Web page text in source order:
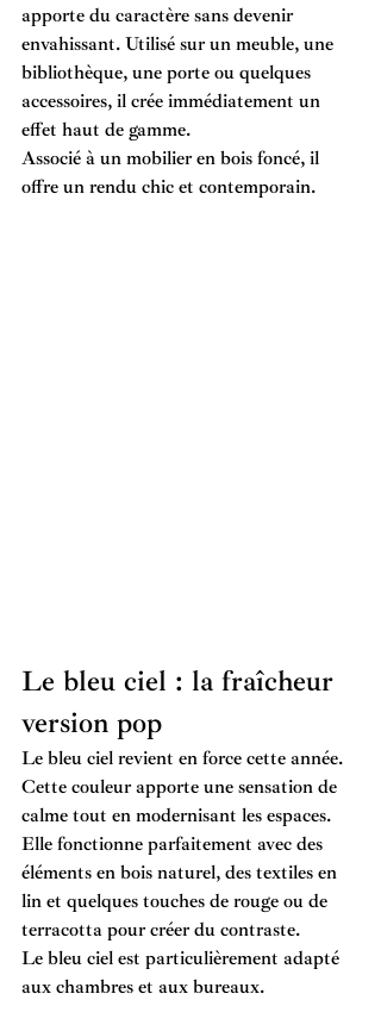
apporte du caractère sans devenir
envahissant. Utilisé sur un meuble, une
bibliothèque, une porte ou quelques
accessoires, il crée immédiatement un
effet haut de gamme.
Associé à un mobilier en bois foncé, il
offre un rendu chic et contemporain.
Le bleu ciel : la fraîcheur
version pop
Le bleu ciel revient en force cette année.
Cette couleur apporte une sensation de
calme tout en modernisant les espaces.
Elle fonctionne parfaitement avec des
éléments en bois naturel, des textiles en
lin et quelques touches de rouge ou de
terracotta pour créer du contraste.
Le bleu ciel est particulièrement adapté
aux chambres et aux bureaux.